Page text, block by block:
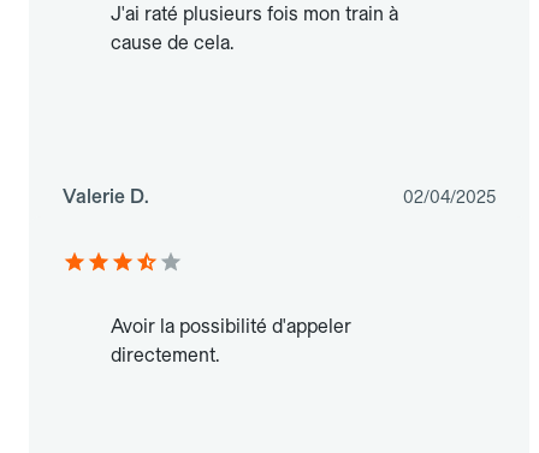
J'ai raté plusieurs fois mon train à
cause de cela.
Valerie D. 02/04/2025
Avoir la possibilité d'appeler
directement.